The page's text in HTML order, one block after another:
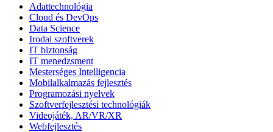
Adattechnológia
Cloud és DevOps
Data Science
Irodai szoftverek
IT biztonság
IT menedzsment
Mesterséges Intelligencia
Mobilalkalmazás fejlesztés
Programozási nyelvek
Szoftverfejlesztési technológiák
Videojáték, AR/VR/XR
Webfejlesztés